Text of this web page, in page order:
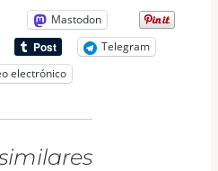
Mastodon
Telegram
electrónico